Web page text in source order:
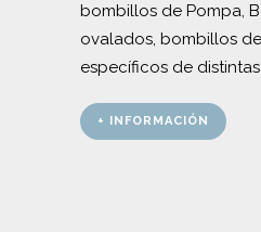
bombillos de Pompa,
ovalados, bombillos
específicos de
+ INFORMACIÓN